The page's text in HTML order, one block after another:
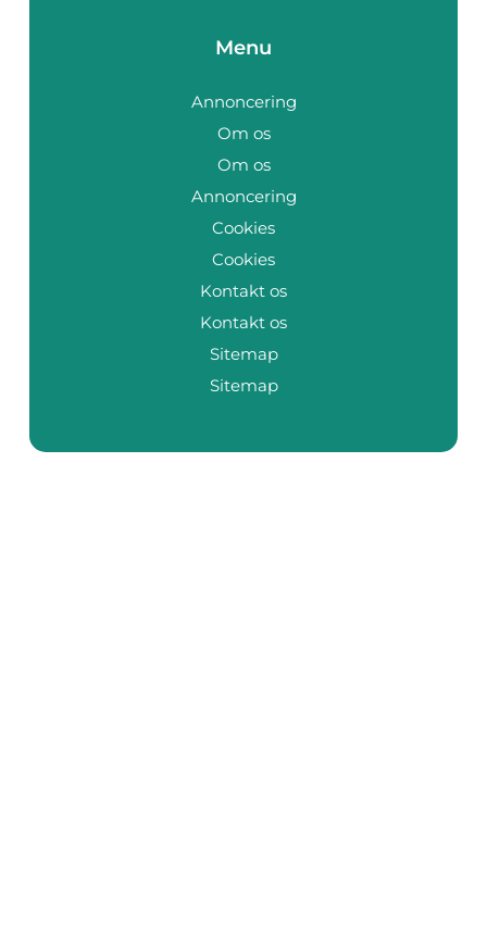
Menu
Annoncering
Om os
Om os
Annoncering
Cookies
Cookies
Kontakt os
Kontakt os
Sitemap
Sitemap